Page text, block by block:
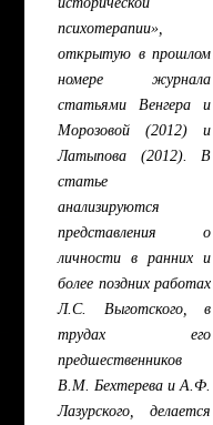
психотерапии»,
открытую в прошлом
номере журнала
статьями Венгера и
Морозовой (2012) и
Латыпова (2012). В
статье
анализируются
представления о
личности в ранних и
более поздних работах
Л.С. Выготского, в
трудах его
предшественников
В.М. Бехтерева и А.Ф.
Лазурского, делается